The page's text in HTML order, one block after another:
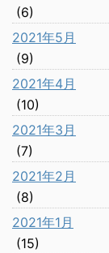
(6)
2021年5月
(9)
2021年4月
(10)
2021年3月
(7)
2021年2月
(8)
2021年1月
(15)